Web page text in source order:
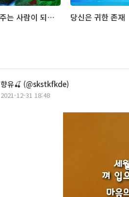
행복을 주는 사람이 되어 보세요 당신은 귀한 존재
향유🍒 (@skstkfkde)
2021-12-31 18:48